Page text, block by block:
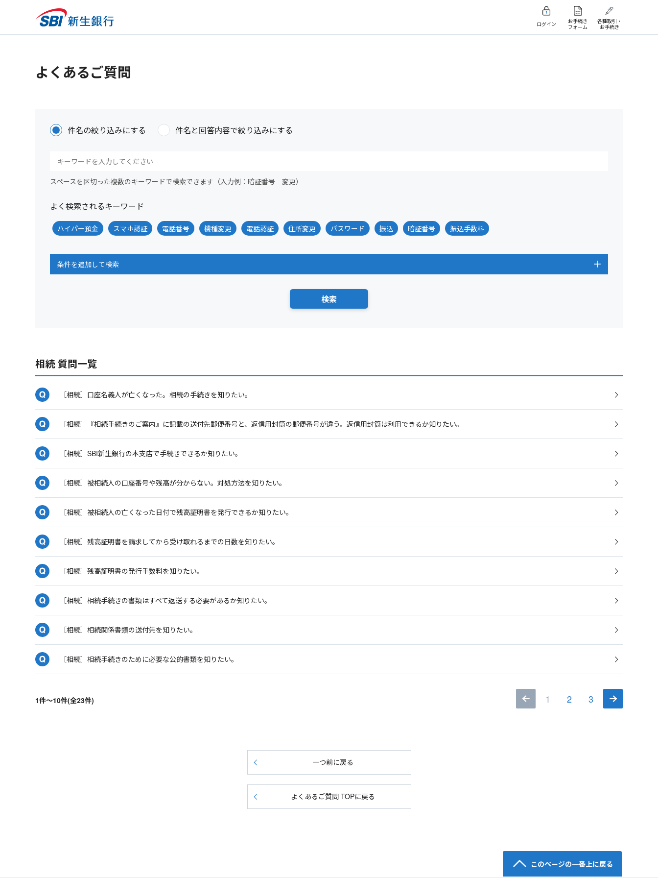
ログイン
お手続き
フォーム
各種取引・
お手続き
よくあるご質問
件名の絞り込みにする 件名と回答内容で絞り込みにする
スペースを区切った複数のキーワードで検索できます（入力例：暗証番号 変更）
よく検索されるキーワード
ハイパー預金 スマホ認証 電話番号 機種変更 電話認証 住所変更 パスワード 振込 暗証番号 振込手数料
条件を追加して検索
相続 質問一覧
［相続］口座名義人が亡くなった。相続の手続きを知りたい。
［相続］『相続手続きのご案内』に記載の送付先郵便番号と、返信用封筒の郵便番号が違う。返信用封筒は利用できるか知りたい。
［相続］SBI新生銀行の本支店で手続きできるか知りたい。
［相続］被相続人の口座番号や残高が分からない。対処方法を知りたい。
［相続］被相続人の亡くなった日付で残高証明書を発行できるか知りたい。
［相続］残高証明書を請求してから受け取れるまでの日数を知りたい。
［相続］残高証明書の発行手数料を知りたい。
［相続］相続手続きの書類はすべて返送する必要があるか知りたい。
［相続］相続関係書類の送付先を知りたい。
［相続］相続手続きのために必要な公的書類を知りたい。
1件～10件(全23件) 1 2 3
一つ前に戻る
よくあるご質問 TOPに戻る
このページの一番上に戻る